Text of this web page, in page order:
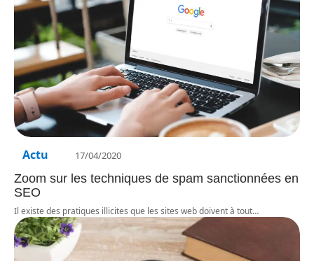
Actu 17/04/2020
Zoom sur les techniques de spam sanctionnées en
SEO
Il existe des pratiques illicites que les sites web doivent à tout…